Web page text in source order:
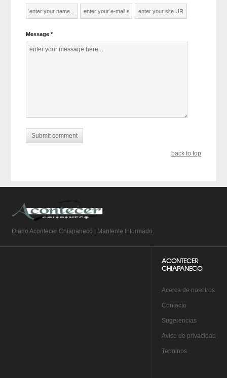
Message *
back to top
Diario Acontecer Chiapaneco | Mantente Informado.
ACONTECER
CHIAPANECO
Acerca de nosotros
Contacto
Sugerencias
Aviso de privacidad
Terminos